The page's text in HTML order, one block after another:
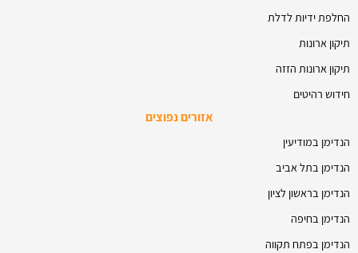
החלפת ידיות לדלת
תיקון ארונות
תיקון ארונות הזזה
חידוש רהיטים
אזורים נפוצים
הנדימן במודיעין
הנדימן בתל אביב
הנדימן בראשון לציון
הנדימן בחיפה
הנדימן בפתח תקווה